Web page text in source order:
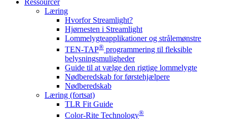
Læring
Hvorfor Streamlight?
Hjørnesten i Streamlight
Lommelygteapplikationer og strålemønstre
TEN-TAP® programmering til fleksible
belysningsmuligheder
Guide til at vælge den rigtige lommelygte
Nødberedskab for førstehjælpere
Nødberedskab
Læring (fortsat)
TLR Fit Guide
Color-Rite Technology®